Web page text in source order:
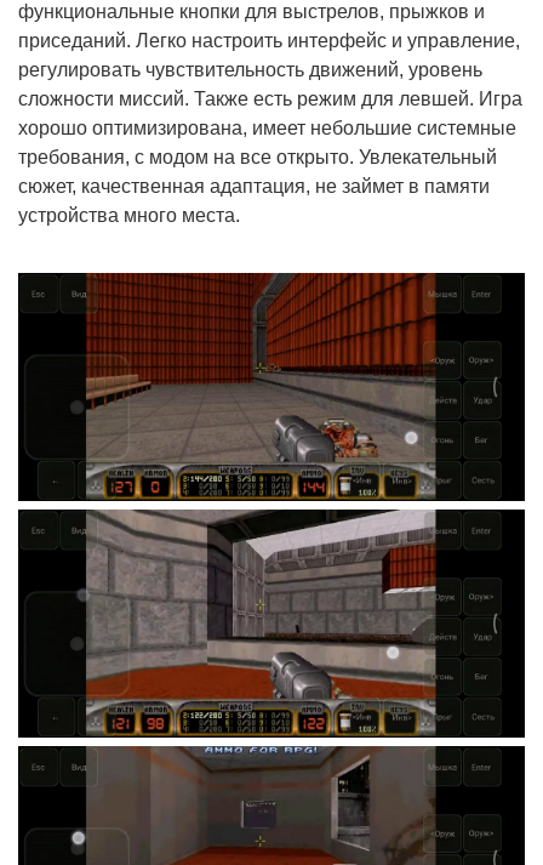
функциональные кнопки для выстрелов, прыжков и
приседаний. Легко настроить интерфейс и управление,
регулировать чувствительность движений, уровень
сложности миссий. Также есть режим для левшей. Игра
хорошо оптимизирована, имеет небольшие системные
требования, с модом на все открыто. Увлекательный
сюжет, качественная адаптация, не займет в памяти
устройства много места.